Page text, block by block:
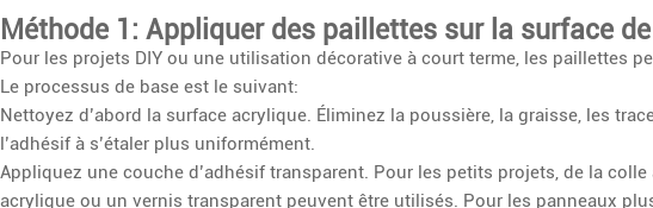
Méthode 1: Appliquer des paillettes sur la surface
Pour les projets DIY ou une utilisation décorative à court terme, les paillettes
Le processus de base est le suivant:
Nettoyez d’abord la surface acrylique. Éliminez la poussière, la graisse, les
l’adhésif à s’étaler plus uniformément.
Appliquez une couche d’adhésif transparent. Pour les petits projets, de la
acrylique ou un vernis transparent peuvent être utilisés. Pour les panneaux